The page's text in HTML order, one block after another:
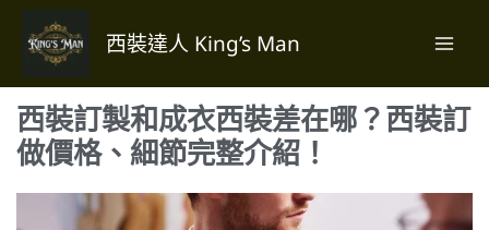
要
西裝達人 King’s Man
西裝訂製和成衣西裝差在哪？西裝訂
做價格、細節完整介紹！